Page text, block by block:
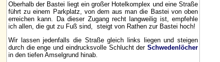
Oberhalb der Bastei liegt ein großer Hotelkomplex und eine Straße
führt zu einem Parkplatz, von dem aus man die Bastei von oben
erreichen kann. Da dieser Zugang recht langweilig ist, empfehle
ich allen, die gut zu Fuß sind, steigt von Rathen zur Bastei hoch!
Wir lassen jedenfalls die Straße gleich links liegen und steigen
durch die enge und eindrucksvolle Schlucht der Schwedenlöcher
in den tiefen Amselgrund hinab.